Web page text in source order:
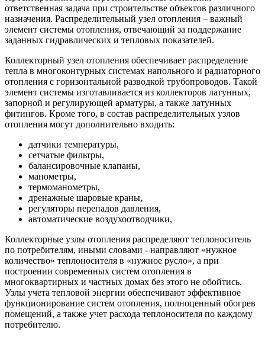
ответственная задача при строительстве объектов различного
назначения. Распределительный узел отопления – важный
элемент системы отопления, отвечающий за поддержание
заданных гидравлических и тепловых показателей.
Коллекторный узел отопления обеспечивает распределение
тепла в многоконтурных системах напольного и радиаторного
отопления с горизонтальной разводкой трубопроводов. Такой
элемент системы изготавливается из коллекторов латунных,
запорной и регулирующей арматуры, а также латунных
фитингов. Кроме того, в состав распределительных узлов
отопления могут дополнительно входить:
датчики температуры,
сетчатые фильтры,
балансировочные клапаны,
манометры,
термоманометры,
дренажные шаровые краны,
регуляторы перепадов давления,
автоматические воздухоотводчики,
Коллекторные узлы отопления распределяют теплоноситель
по потребителям, иными словами - направляют «нужное
количество» теплоносителя в «нужное русло», а при
построении современных систем отопления в
многоквартирных и частных домах без этого не обойтись.
Узлы учета тепловой энергии обеспечивают эффективное
функционирование систем отопления, полноценный обогрев
помещений, а также учет расхода теплоносителя по каждому
потребителю.